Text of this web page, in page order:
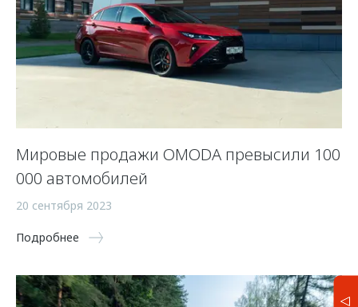
Мировые продажи OMODA превысили 100
000 автомобилей
20 сентября 2023
Подробнее